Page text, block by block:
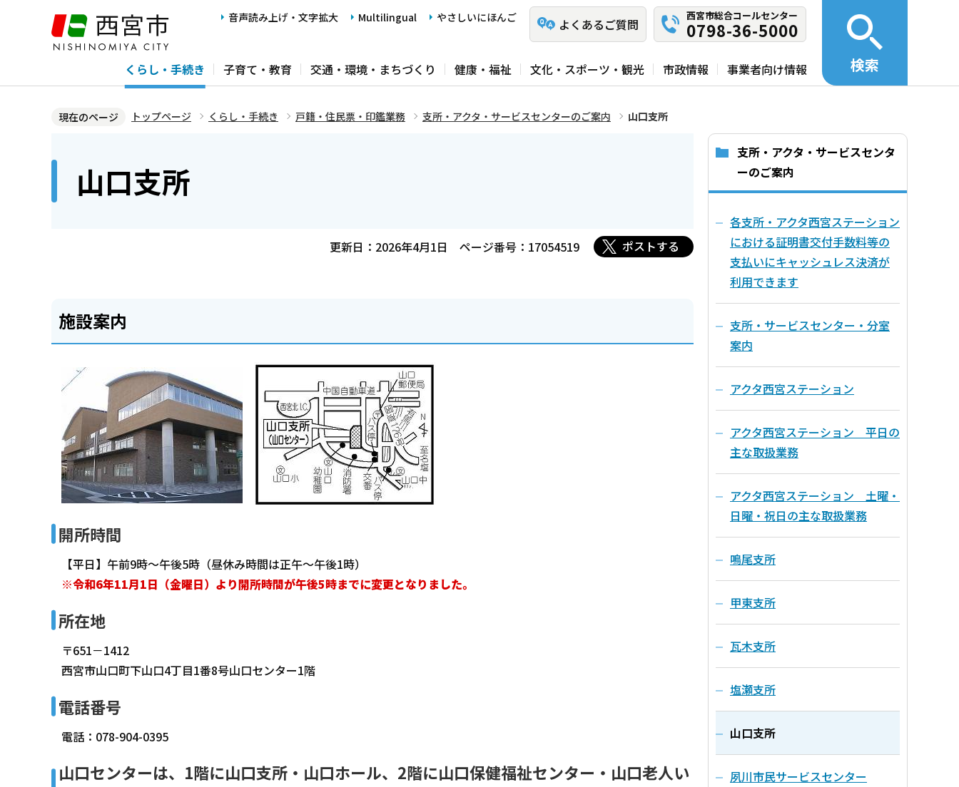
ジ
音声読み上げ・文字拡大 Multilingual やさしいにほんご よくあるご質問
西宮市総合コールセンター
0798-36-5000
くらし・手続き 子育て・教育 交通・環境・まちづくり 健康・福祉 文化・スポーツ・観光 市政情報 事業者向け情報 検索
現在のページ トップページ くらし・手続き 戸籍・住民票・印鑑業務 支所・アクタ・サービスセンターのご案内 山口支所
山口支所
更新日：2026年4月1日 ページ番号：17054519 ポストする
施設案内
開所時間
【平日】午前9時～午後5時（昼休み時間は正午～午後1時）
※令和6年11月1日（金曜日）より開所時間が午後5時までに変更となりました。
所在地
〒651－1412
西宮市山口町下山口4丁目1番8号山口センター1階
電話番号
電話：078-904-0395
山口センターは、1階に山口支所・山口ホール、2階に山口保健福祉センター・山口老人い
支所・アクタ・サービスセンタ
ーのご案内
各支所・アクタ西宮ステーション
における証明書交付手数料等の
支払いにキャッシュレス決済が
利用できます
支所・サービスセンター・分室
案内
アクタ西宮ステーション
アクタ西宮ステーション 平日の
主な取扱業務
アクタ西宮ステーション 土曜・
日曜・祝日の主な取扱業務
鳴尾支所
甲東支所
瓦木支所
塩瀬支所
山口支所
夙川市民サービスセンター